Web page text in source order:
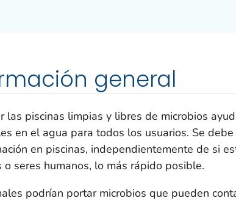
general
las piscinas limpias y libres de microbios
en el agua para todos los usuarios. Se
en piscinas, independientemente de si
o seres humanos, lo más rápido posible.
podrían portar microbios que pueden